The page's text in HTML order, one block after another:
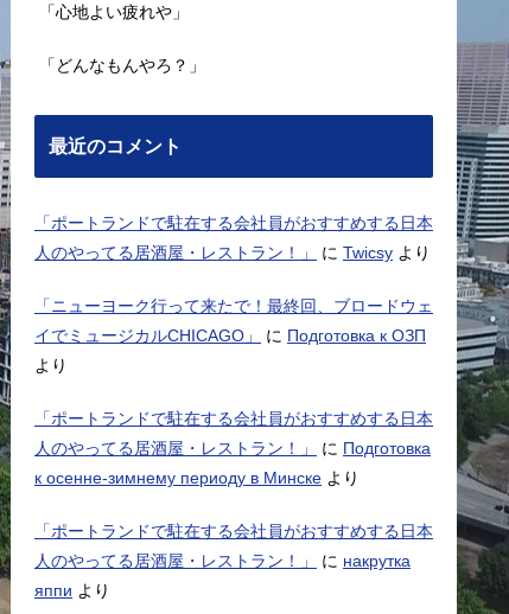
「心地よい疲れや」
「どんなもんやろ？」
最近のコメント
「ポートランドで駐在する会社員がおすすめする日本
人のやってる居酒屋・レストラン！」
に Twicsy より
「ニューヨーク行って来たで！最終回、ブロードウェ
イでミュージカルCHICAGO」
に Подготовка к ОЗП
より
「ポートランドで駐在する会社員がおすすめする日本
人のやってる居酒屋・レストラン！」
に Подготовка
к осенне-зимнему периоду в Минске より
「ポートランドで駐在する会社員がおすすめする日本
人のやってる居酒屋・レストラン！」
に накрутка
яппи より